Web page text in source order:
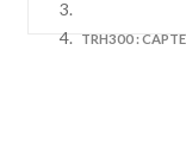
TRH300 :